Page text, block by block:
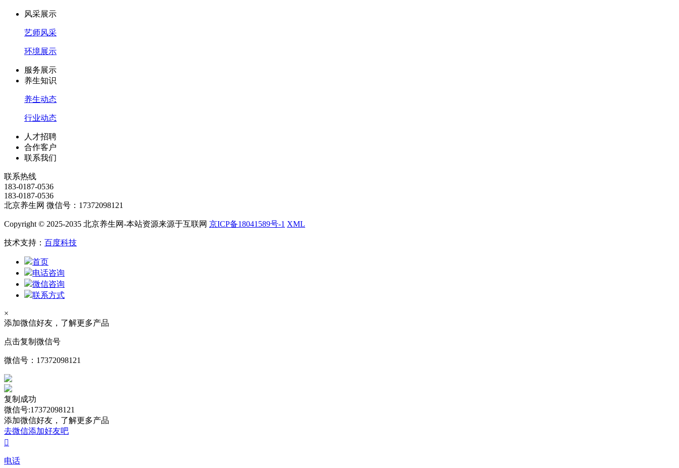
风采展示
艺师风采
环境展示
服务展示
养生知识
养生动态
行业动态
人才招聘
合作客户
联系我们
联系热线
183-0187-0536
183-0187-0536
北京养生网 微信号：17372098121
Copyright © 2025-2035 北京养生网-本站资源来源于互联网 京ICP备18041589号-1 XML
技术支持： 百度科技
首页
电话咨询
微信咨询
联系方式
×
添加微信好友，了解更多产品
点击复制微信号
微信号： 17372098121
复制成功
微信号:17372098121
添加微信好友，了解更多产品
去微信添加好友吧

电话